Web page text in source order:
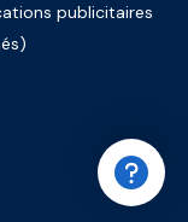
publicitaires